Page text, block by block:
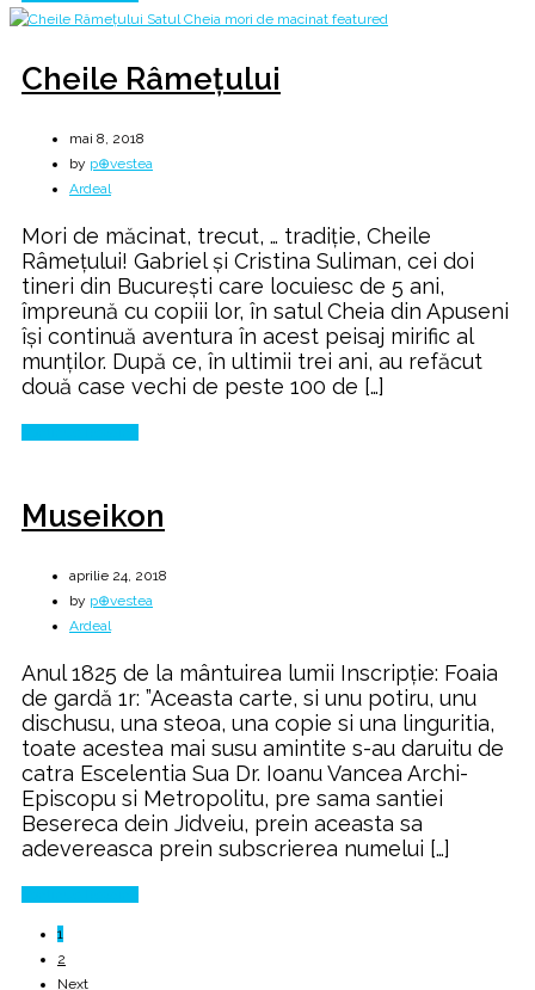
Cheile Râmeţului
mai 8, 2018
by p⊕vestea
Ardeal
Mori de măcinat, trecut, … tradiție, Cheile
Râmeţului! Gabriel şi Cristina Suliman, cei doi
tineri din Bucureşti care locuiesc de 5 ani,
împreună cu copiii lor, în satul Cheia din Apuseni
îşi continuă aventura în acest peisaj mirific al
munţilor. După ce, în ultimii trei ani, au refăcut
două case vechi de peste 100 de […]
Museikon
aprilie 24, 2018
by p⊕vestea
Ardeal
Anul 1825 de la mântuirea lumii Inscripţie: Foaia
de gardă 1r: ”Aceasta carte, si unu potiru, unu
dischusu, una steoa, una copie si una linguritia,
toate acestea mai susu amintite s-au daruitu de
catra Escelentia Sua Dr. Ioanu Vancea Archi-
Episcopu si Metropolitu, pre sama santiei
Besereca dein Jidveiu, prein aceasta sa
adevereasca prein subscrierea numelui […]
1
2
Next